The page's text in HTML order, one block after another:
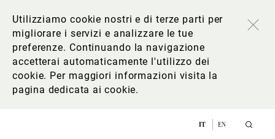
Utilizziamo cookie nostri e di terze parti per
migliorare i servizi e analizzare le tue
preferenze. Continuando la navigazione
accetterai automaticamente l'utilizzo dei
cookie. Per maggiori informazioni visita la
pagina dedicata ai cookie.
IT EN